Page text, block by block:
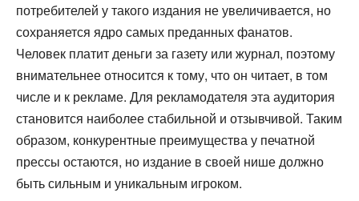
потребителей у такого издания не увеличивается, но
сохраняется ядро самых преданных фанатов.
Человек платит деньги за газету или журнал, поэтому
внимательнее относится к тому, что он читает, в том
числе и к рекламе. Для рекламодателя эта аудитория
становится наиболее стабильной и отзывчивой. Таким
образом, конкурентные преимущества у печатной
прессы остаются, но издание в своей нише должно
быть сильным и уникальным игроком.